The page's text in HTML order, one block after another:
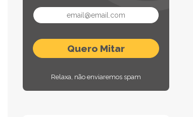
Relaxa, não enviaremos spam